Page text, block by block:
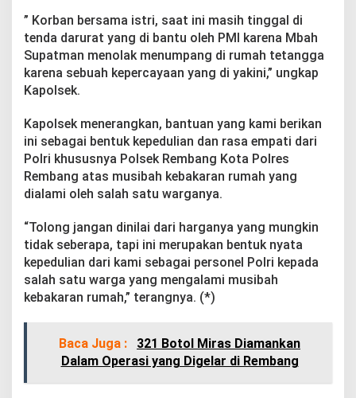
” Korban bersama istri, saat ini masih tinggal di
tenda darurat yang di bantu oleh PMI karena Mbah
Supatman menolak menumpang di rumah tetangga
karena sebuah kepercayaan yang di yakini,” ungkap
Kapolsek.
Kapolsek menerangkan, bantuan yang kami berikan
ini sebagai bentuk kepedulian dan rasa empati dari
Polri khususnya Polsek Rembang Kota Polres
Rembang atas musibah kebakaran rumah yang
dialami oleh salah satu warganya.
“Tolong jangan dinilai dari harganya yang mungkin
tidak seberapa, tapi ini merupakan bentuk nyata
kepedulian dari kami sebagai personel Polri kepada
salah satu warga yang mengalami musibah
kebakaran rumah,” terangnya. (*)
Baca Juga :
321 Botol Miras Diamankan
Dalam Operasi yang Digelar di Rembang